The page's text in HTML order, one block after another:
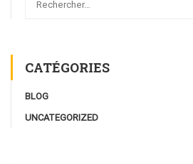
CATÉGORIES
BLOG
UNCATEGORIZED